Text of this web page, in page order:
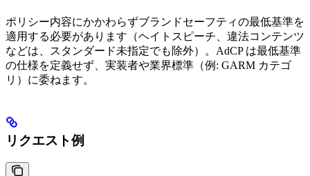
ポリシー内容にかかわらずブランドセーフティの最低基準を
適用する必要があります（ヘイトスピーチ、違法コンテンツ
などは、スタンダード未指定でも除外）。AdCP は最低基準
の仕様を定義せず、実装者や業界標準（例: GARM カテゴ
リ）に委ねます。
リクエスト例